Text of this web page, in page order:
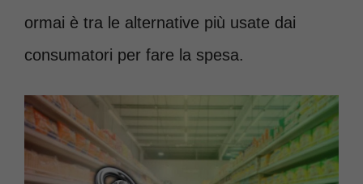
ormai è tra le alternative più usate dai
consumatori per fare la spesa.